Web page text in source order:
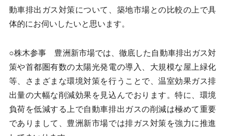
動車排出ガス対策について、築地市場との比較の上で具
体的にお伺いしたいと思います。
○株木参事 豊洲新市場では、徹底した自動車排出ガス対
策や首都圏有数の太陽光発電の導入、大規模な屋上緑化
等、さまざまな環境対策を行うことで、温室効果ガス排
出量の大幅な削減効果を見込んでおります。特に、環境
負荷を低減する上で自動車排出ガスの削減は極めて重要
でありまして、豊洲新市場では排ガス対策を強力に推進